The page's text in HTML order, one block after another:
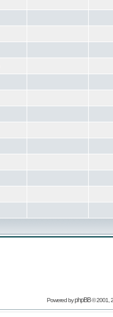
Powered byphpBB© 2001,